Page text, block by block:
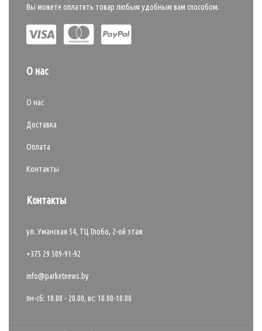
Вы можете оплатить товар любым удобным вам способом.
О нас
О нас
Доставка
Оплата
Контакты
Контакты
ул. Уманская 54, ТЦ Глобо, 2-ой этаж
+375 29 509-91-92
info@parketnews.by
пн-сб: 10.00 - 20.00, вс: 10.00-18.00